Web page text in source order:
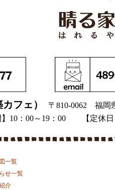
カフェ） 〒810-0062 福岡
】10：00～19：00 【定休
一覧
せ一覧
介